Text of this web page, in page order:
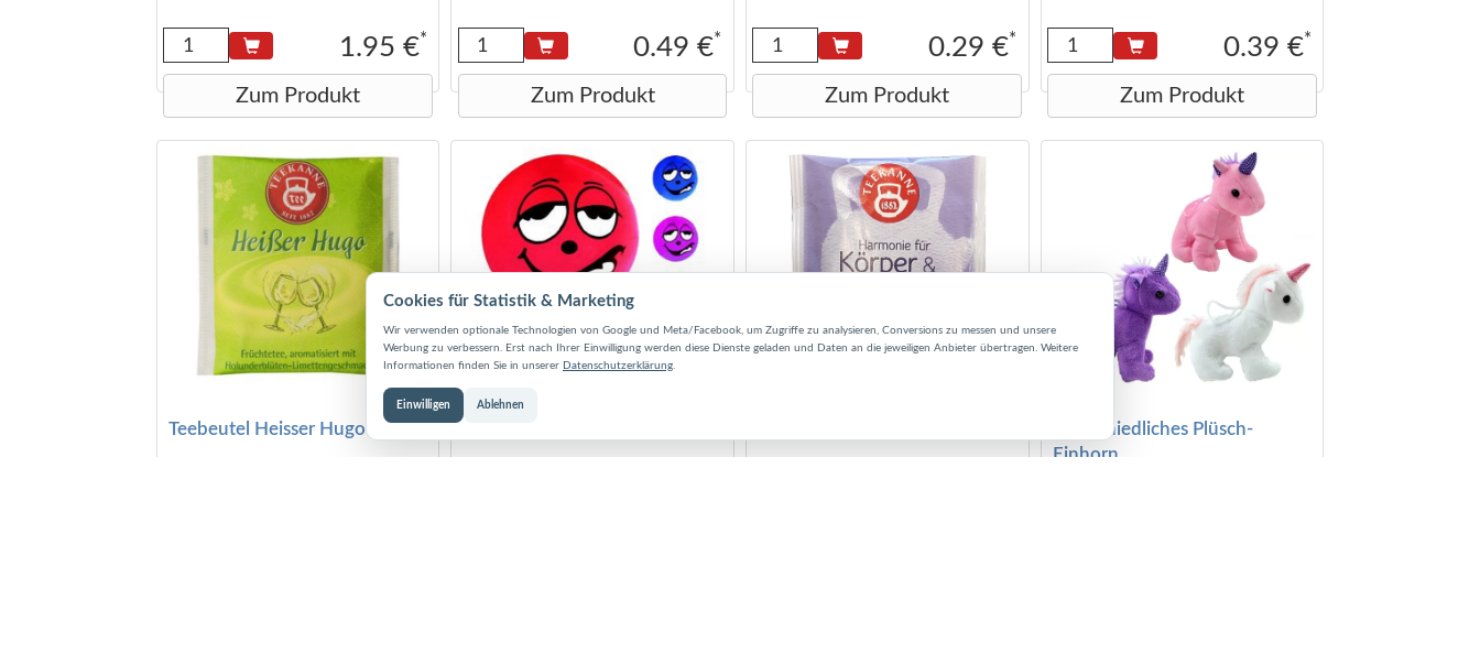
1.95 €*
Zum Produkt
0.49 €*
Zum Produkt
Aprikosensaftkonzentrat, Birnensaftkonzentrat,
natürliches Orangenaroma, natürliches
Apfelaroma, natürliche Aromen.
0.29 €*
Zum Produkt
0.39 €*
Zum Produkt
Teebeutel Heisser Hugo
Super niedliches Plüsch-
Einhorn
Cookies für Statistik & Marketing
Wir verwenden optionale Technologien von Google und Meta/Facebook, um Zugriffe zu analysieren, Conversions zu messen und unsere
Werbung zu verbessern. Erst nach Ihrer Einwilligung werden diese Dienste geladen und Daten an die jeweiligen Anbieter übertragen. Weitere
Informationen finden Sie in unserer Datenschutzerklärung
Einwilligen Ablehnen